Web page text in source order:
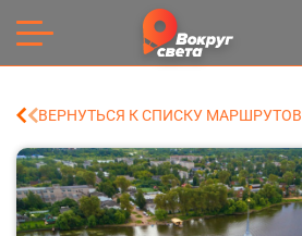
ВЕРНУТЬСЯ К СПИСКУ МАРШРУТОВ